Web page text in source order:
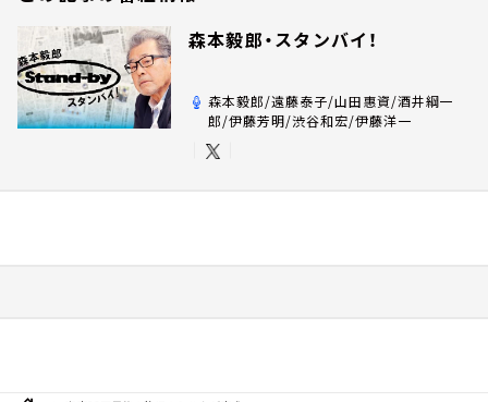
森本毅郎・スタンバイ！
森本毅郎/遠藤泰子/山田惠資/酒井綱一
郎/伊藤芳明/渋谷和宏/伊藤洋一